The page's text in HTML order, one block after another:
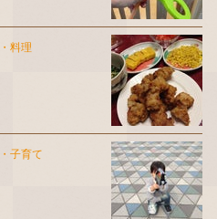
・ 料理
・ 子育て